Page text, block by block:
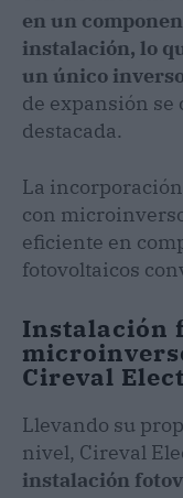
en un
instalación, lo
un único
de expansión
destacada.
La
con
eficiente en
fotovoltaicos
Instalación
Cireval
Llevando su
nivel, Cireval
instalación